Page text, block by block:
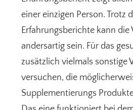
einer einzigen Person. Trotz
Erfahrungsberichte kann
andersartig sein. Für das
zusätzlich vielmals sonstige
versuchen, die
Supplementierungs